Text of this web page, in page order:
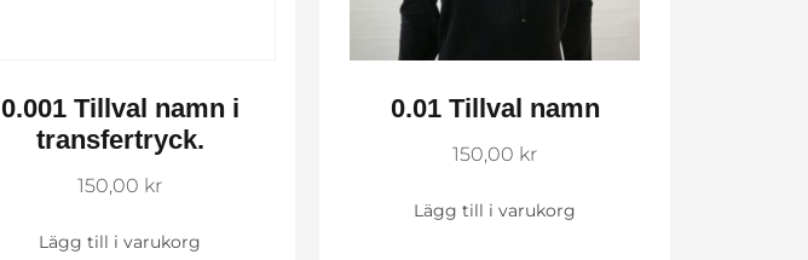
0.001 Tillval namn i
transfertryck.
150,00 kr
Lägg till i varukorg
0.01 Tillval namn
150,00 kr
Lägg till i varukorg